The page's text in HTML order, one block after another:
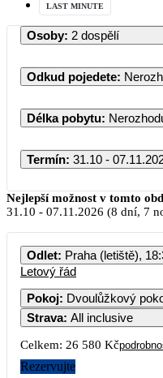
LAST MINUTE
Osoby: 2 dospělí
Odkud pojedete:
Délka pobytu:
Termín: 31.10 -
Nejlepší možnost v tomto
31.10 - 07.11.2026 (8 dní, 7
Odlet: Praha (letiště),
Letový řád
Pokoj: Dvoulůžkový
Strava: All inclusive
Celkem: 26 580 Kč
Rezervujte